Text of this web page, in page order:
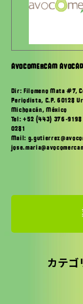
AVOCOMERCAM
Dir: Filomeno Mata #7,
Periodista, C.P. 60128
Michoacán, México
Tel: +52 (443) 376-
0281
Mail:
カテゴ